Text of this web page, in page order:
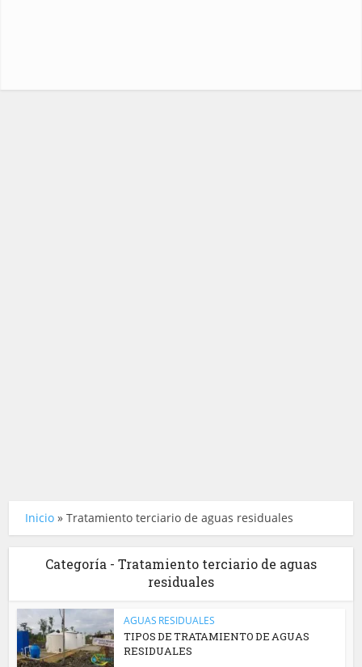
Inicio »Tratamiento terciario de aguas residuales
Categoría - Tratamiento terciario de aguas
residuales
AGUAS RESIDUALES
TIPOS DE TRATAMIENTO DE AGUAS
RESIDUALES